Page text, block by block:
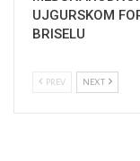
UJGURSKOM
BRISELU
PREV NEXT